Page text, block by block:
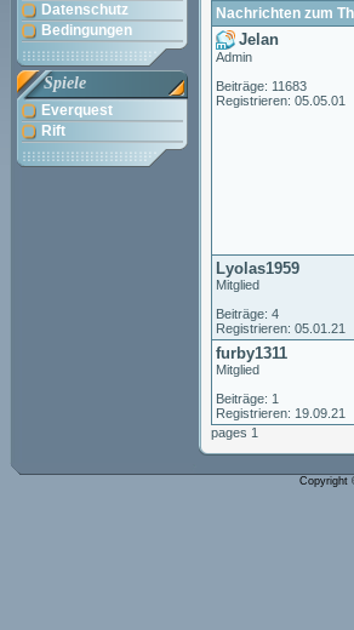
Datenschutz
Bedingungen
Spiele
Everquest
Rift
Nachrichten zum
Jelan
Admin
Beiträge: 11683
Registrieren: 05.05.01
Lyolas1959
Mitglied
Beiträge: 4
Registrieren: 05.01.21
furby1311
Mitglied
Beiträge: 1
Registrieren: 19.09.21
pages 1
Copyright